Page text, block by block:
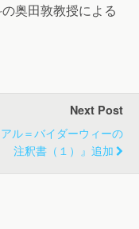
奥田敦教授による
Next Post
アル＝バイダーウィーの
注釈書（１）』追加